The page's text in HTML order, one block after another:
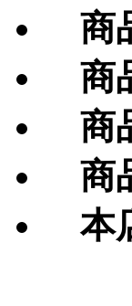
商
商
商
商
本